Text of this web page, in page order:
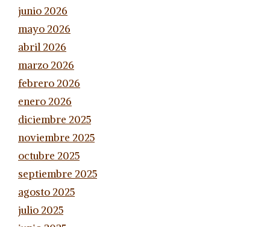
junio 2026
mayo 2026
abril 2026
marzo 2026
febrero 2026
enero 2026
diciembre 2025
noviembre 2025
octubre 2025
septiembre 2025
agosto 2025
julio 2025